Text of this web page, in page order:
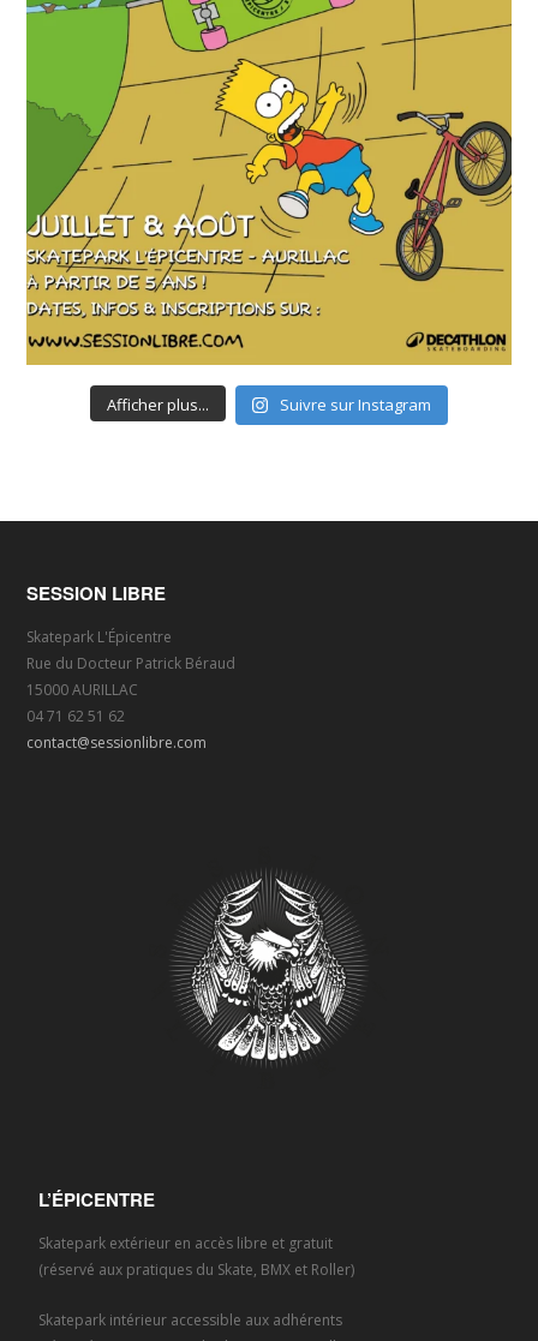
Afficher plus... Suivre sur Instagram
SESSION LIBRE
Skatepark L'Épicentre
Rue du Docteur Patrick Béraud
15000 AURILLAC
04 71 62 51 62
contact@sessionlibre.com
L’ÉPICENTRE
Skatepark extérieur en accès libre et gratuit
(réservé aux pratiques du Skate, BMX et Roller)
Skatepark intérieur accessible aux adhérents